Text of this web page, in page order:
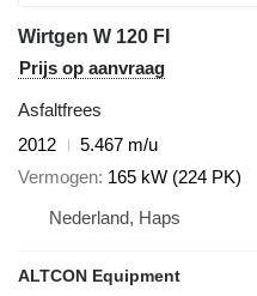
Wirtgen W 120 FI
Prijs op aanvraag
Asfaltfrees
2012
5.467 m/u
Vermogen 165 kW (224 PK)
Nederland, Haps
ALTCON Equipment